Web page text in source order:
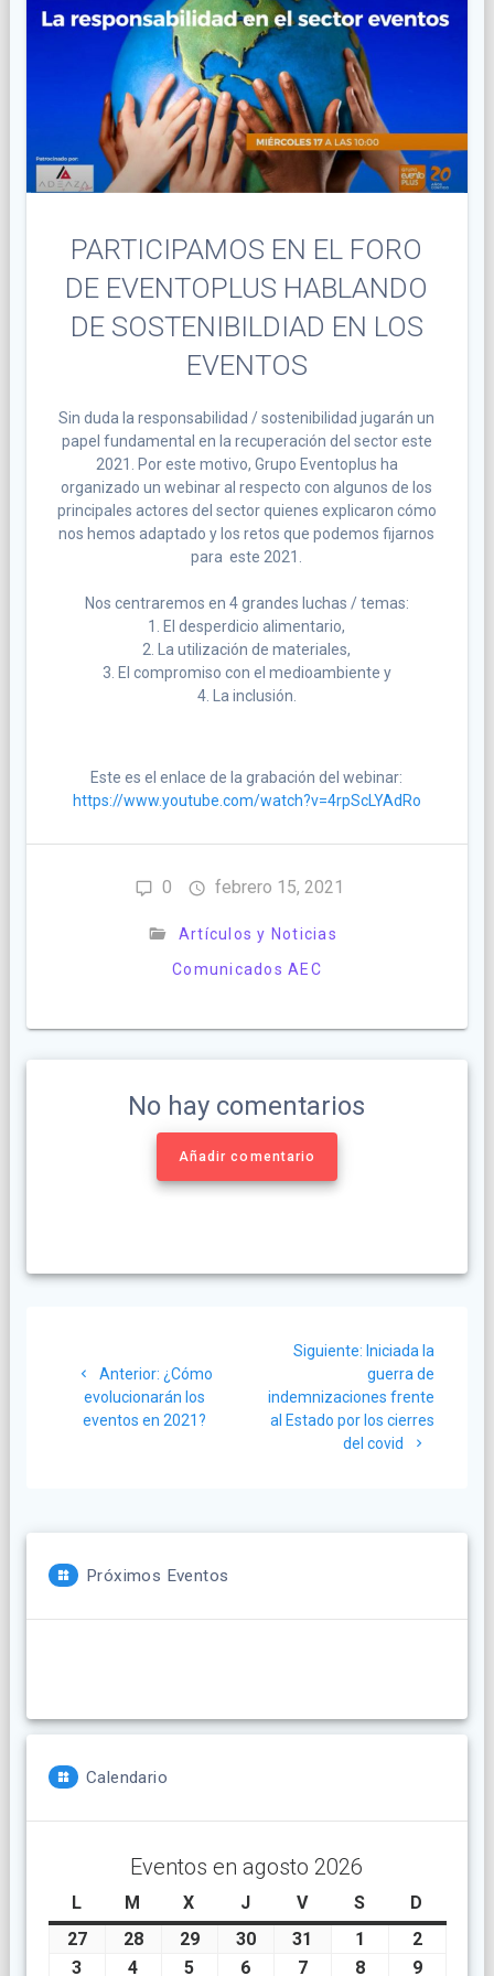
PARTICIPAMOS EN EL FORO
DE EVENTOPLUS HABLANDO
DE SOSTENIBILDIAD EN LOS
EVENTOS
Sin duda la responsabilidad / sostenibilidad jugarán un
papel fundamental en la recuperación del sector este
2021. Por este motivo, Grupo Eventoplus ha
organizado un webinar al respecto con algunos de los
principales actores del sector quienes explicaron cómo
nos hemos adaptado y los retos que podemos fijarnos
para este 2021.
Nos centraremos en 4 grandes luchas / temas:
1. El desperdicio alimentario,
2. La utilización de materiales,
3. El compromiso con el medioambiente y
4. La inclusión.
Este es el enlace de la grabación del webinar:
https://www.youtube.com/watch?v=4rpScLYAdRo
0 febrero 15, 2021
Artículos y Noticias
Comunicados AEC
No hay comentarios
Añadir comentario
entradas
Anterior: Post
anterior:
¿Cómo
evolucionarán los
eventos en 2021?
Siguiente: Siguiente
post:
Iniciada la
guerra de
indemnizaciones frente
al Estado por los cierres
del covid
Próximos Eventos
Calendario
Eventos en agosto 2026
LlunesM martes
X miércoles
Jjueves
Vviernes
Ssábado
D
27julio
28julio
29julio
30julio
31 1
agosto
1,
2agosto
2,
3 agosto
4 agosto
5 agosto
6 agosto
7agosto
8agosto
9agosto